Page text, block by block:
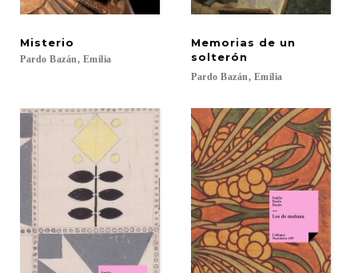
Misterio
Pardo Bazán, Emilia
Memorias de un
solterón
Pardo Bazán, Emilia